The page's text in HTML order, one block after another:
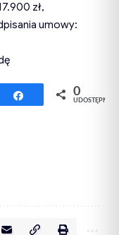
zł,
umowy:
Udostępnij
0
UDOSTĘPNIEŃ